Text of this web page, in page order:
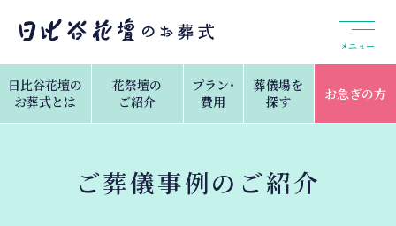
メニュー
日比谷花壇の
お葬式とは
花祭壇の
ご紹介
プラン・
費用
葬儀場を
探す
お急ぎの方
ご葬儀事例のご紹介